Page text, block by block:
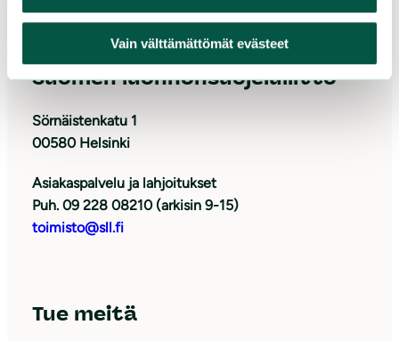
Vain välttämättömät evästeet
Suomen luonnonsuojeluliitto
Sörnäistenkatu 1
00580 Helsinki
Asiakaspalvelu ja lahjoitukset
Puh. 09 228 08210 (arkisin 9-15)
toimisto@sll.fi
Tue meitä